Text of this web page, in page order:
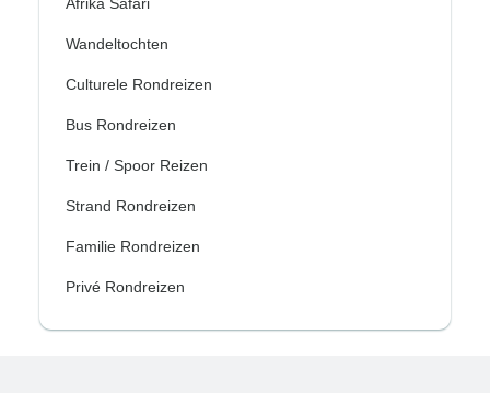
Wandeltochten
Culturele Rondreizen
Bus Rondreizen
Trein / Spoor Reizen
Strand Rondreizen
Familie Rondreizen
Privé Rondreizen